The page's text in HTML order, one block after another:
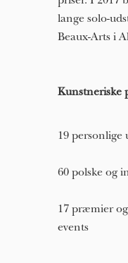
lange solo-
Beaux-Arts i
Kunstneriske
19 personlige
60 polske og
17 præmier
events